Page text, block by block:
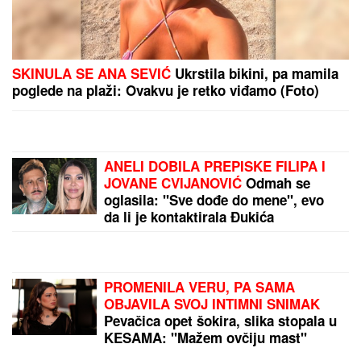
SKINULA SE ANA SEVIĆ Ukrstila bikini, pa mamila
poglede na plaži: Ovakvu je retko viđamo (Foto)
ANELI DOBILA PREPISKE FILIPA I
JOVANE CVIJANOVIĆ Odmah se
oglasila: "Sve dođe do mene", evo
da li je kontaktirala Đukića
PROMENILA VERU, PA SAMA
OBJAVILA SVOJ INTIMNI SNIMAK
Pevačica opet šokira, slika stopala u
KESAMA: "Mažem ovčiju mast"